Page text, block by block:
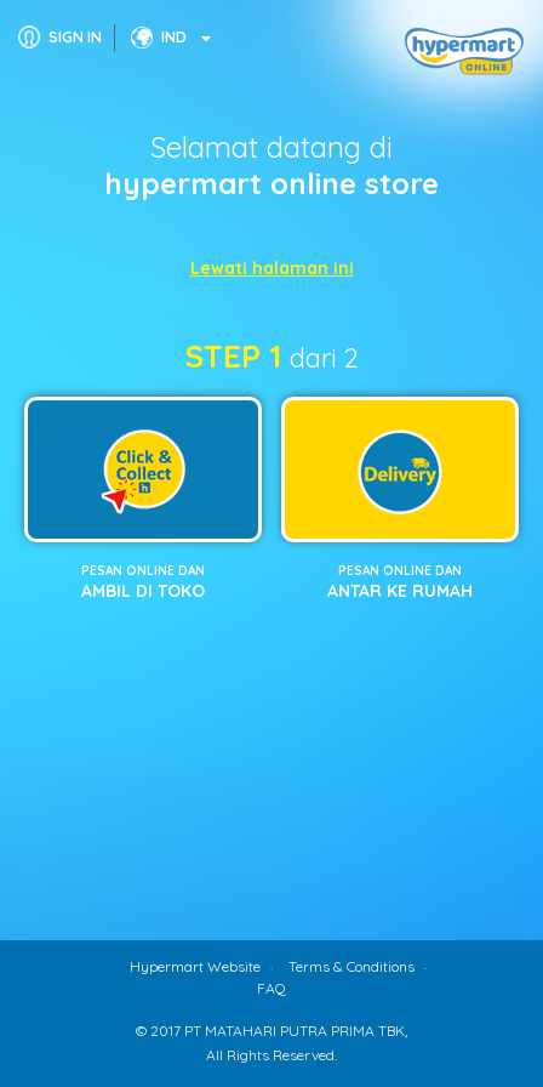
SIGN IN IND
Selamat datang di
hypermart online store
Lewati halaman ini
STEP 1 dari 2
PESAN ONLINE DAN
AMBIL DI TOKO
PESAN ONLINE DAN
ANTAR KE RUMAH
Hypermart Website
Terms & Conditions
FAQ
© 2017 PT MATAHARI PUTRA PRIMA TBK,
All Rights Reserved.